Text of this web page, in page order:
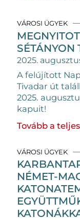
VÁROSI ÜGYEK
SÉTÁNYON
2025.
A felújított
Tivadar út
2025.
kapuit!
Tovább a
VÁROSI ÜGYEK
NÉMET-